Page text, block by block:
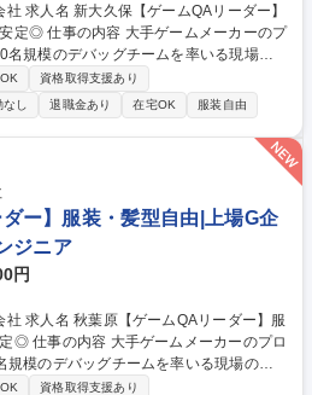
ダー】
ーカーのプ
名規模のデバッグチームを率いる現場の
ゲームプレイはほぼなく、テスト計画策
ます。 【具体的なミッショ
や指導、適切なタスク配置 ■プロジェク
り作成、進捗管理、顧客との折衝 ■品質
づき、最適なテスト実行計画を提案
ー業務を学び、実務知識を身につける研
ーダーによるOJTでじっくりと業務理解
資格取得支援あり
し 退職金あり 在宅OK 服装自由
ー】服装・髪型自由|上場G企
ジニア
円
ー】服
ーのプロ
模のデバッグチームを率いる現場の司
ームプレイはほぼなく、テスト計画策定
資格取得支援あり